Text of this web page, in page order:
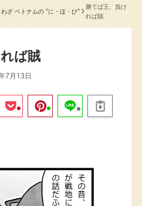
ざ ベトナムの "に・ほ・ひ"
勝てば王、負け
れば賊
ば賊
7月13日